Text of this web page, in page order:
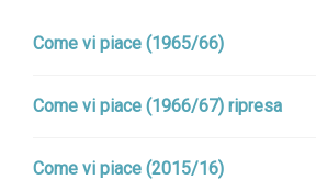
Come vi piace (1965/66)
Come vi piace (1966/67) ripresa
Come vi piace (2015/16)